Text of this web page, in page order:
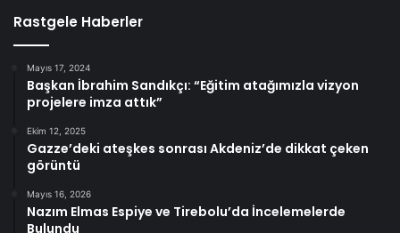
Rastgele Haberler
Mayıs 17, 2024
Başkan İbrahim Sandıkçı: “Eğitim atağımızla vizyon
projelere imza attık”
Ekim 12, 2025
Gazze’deki ateşkes sonrası Akdeniz’de dikkat çeken
görüntü
Mayıs 16, 2026
Nazım Elmas Espiye ve Tirebolu’da İncelemelerde
Bulundu